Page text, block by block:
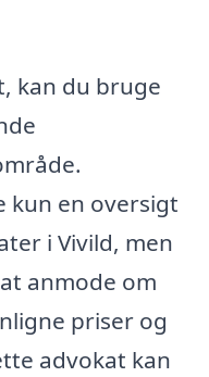
kan du bruge
kun en oversigt
i Vivild, men
anmode om
priser og
advokat kan